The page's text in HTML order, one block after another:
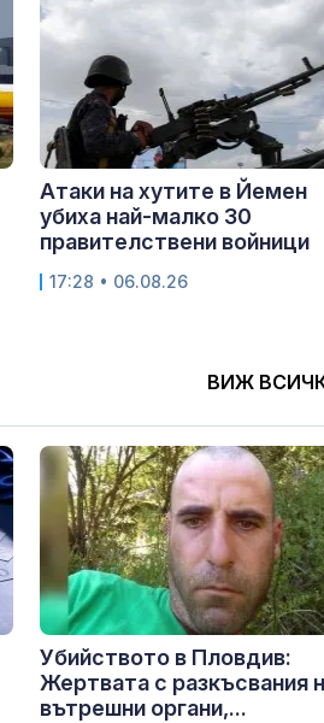
Атаки на хутите в Йемен
убиха най-малко 30
правителствени войници
17:28 • 06.08.26
ВИЖ
Убийството в Пловдив:
Жертвата с разкъсвания
вътрешни органи,...